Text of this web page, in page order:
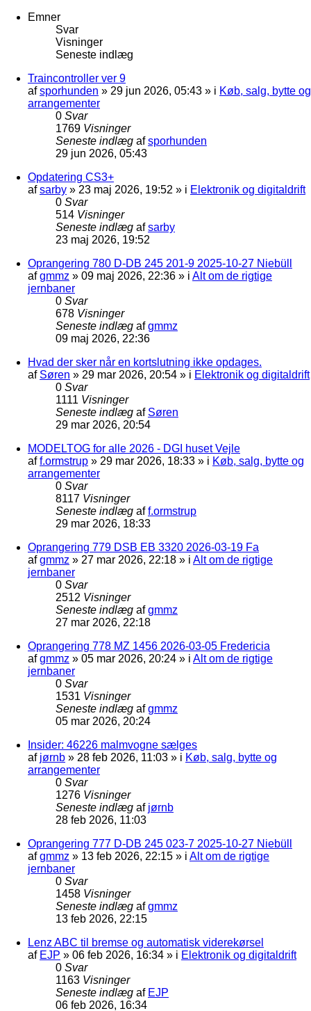
Emner
Svar
Visninger
Seneste indlæg
Traincontroller ver 9
afsporhunden » 29 jun 2026, 05:43 » i Køb, salg, bytte og
arrangementer
0 Svar
1769 Visninger
Seneste indlæg afsporhunden
29 jun 2026, 05:43
Opdatering CS3+
afsarby » 23 maj 2026, 19:52 » i Elektronik og digitaldrift
0 Svar
514 Visninger
Seneste indlæg afsarby
23 maj 2026, 19:52
Oprangering 780 D-DB 245 201-9 2025-10-27 Niebüll
afgmmz » 09 maj 2026, 22:36 » i Alt om de rigtige
jernbaner
0 Svar
678 Visninger
Seneste indlæg afgmmz
09 maj 2026, 22:36
Hvad der sker når en kortslutning ikke opdages.
af Søren » 29 mar 2026, 20:54 » i Elektronik og digitaldrift
0 Svar
1111 Visninger
Seneste indlæg af Søren
29 mar 2026, 20:54
MODELTOG for alle 2026 - DGI huset Vejle
aff.ormstrup » 29 mar 2026, 18:33 » i Køb, salg, bytte og
arrangementer
0 Svar
8117 Visninger
Seneste indlæg aff.ormstrup
29 mar 2026, 18:33
Oprangering 779 DSB EB 3320 2026-03-19 Fa
afgmmz » 27 mar 2026, 22:18 » i Alt om de rigtige
jernbaner
0 Svar
2512 Visninger
Seneste indlæg afgmmz
27 mar 2026, 22:18
Oprangering 778 MZ 1456 2026-03-05 Fredericia
afgmmz » 05 mar 2026, 20:24 » i Alt om de rigtige
jernbaner
0 Svar
1531 Visninger
Seneste indlæg afgmmz
05 mar 2026, 20:24
Insider: 46226 malmvogne sælges
af jørnb » 28 feb 2026, 11:03 » i Køb, salg, bytte og
arrangementer
0 Svar
1276 Visninger
Seneste indlæg af jørnb
28 feb 2026, 11:03
Oprangering 777 D-DB 245 023-7 2025-10-27 Niebüll
afgmmz » 13 feb 2026, 22:15 » i Alt om de rigtige
jernbaner
0 Svar
1458 Visninger
Seneste indlæg afgmmz
13 feb 2026, 22:15
Lenz ABC til bremse og automatisk viderekørsel
af EJP » 06 feb 2026, 16:34 » i Elektronik og digitaldrift
0 Svar
1163 Visninger
Seneste indlæg af EJP
06 feb 2026, 16:34